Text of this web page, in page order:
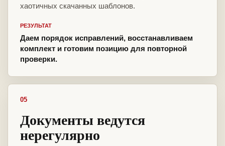
хаотичных скачанных шаблонов.
РЕЗУЛЬТАТ
Даем порядок исправлений, восстанавливаем
комплект и готовим позицию для повторной
проверки.
05
Документы ведутся
нерегулярно